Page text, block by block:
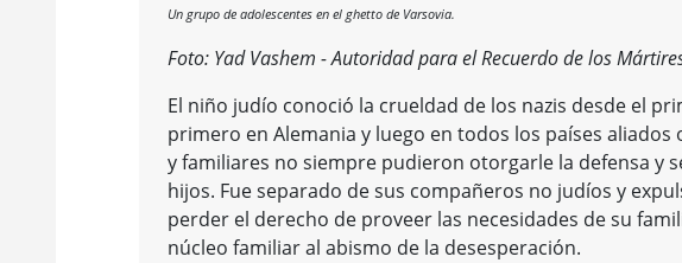
Un grupo de adolescentes en el ghetto de Varsovia.
Foto: Yad Vashem - Autoridad para el Recuerdo de los
El niño judío conoció la crueldad de los nazis desde el
primero en Alemania y luego en todos los países
y familiares no siempre pudieron otorgarle la defensa y
hijos. Fue separado de sus compañeros no judíos y
perder el derecho de proveer las necesidades de su
núcleo familiar al abismo de la desesperación.